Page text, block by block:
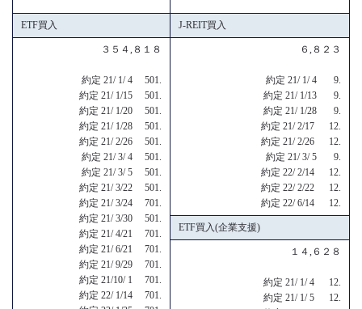
ETF買入 J-REIT買入
３５４,８１８
約定 21/ 1/ 4 501.
約定 21/ 1/15 501.
約定 21/ 1/20 501.
約定 21/ 1/28 501.
約定 21/ 2/26 501.
約定 21/ 3/ 4 501.
約定 21/ 3/ 5 501.
約定 21/ 3/22 501.
約定 21/ 3/24 701.
約定 21/ 3/30 501.
約定 21/ 4/21 701.
約定 21/ 6/21 701.
約定 21/ 9/29 701.
約定 21/10/ 1 701.
約定 22/ 1/14 701.
６,８２３
約定 21/ 1/ 4 9.
約定 21/ 1/13 9.
約定 21/ 1/28 9.
約定 21/ 2/17 12.
約定 21/ 2/26 12.
約定 21/ 3/ 5 9.
約定 22/ 2/14 12.
約定 22/ 2/22 12.
約定 22/ 6/14 12.
ETF買入(企業支援)
１４,６２８
約定 21/ 1/ 4 12.
約定 21/ 1/ 5 12.